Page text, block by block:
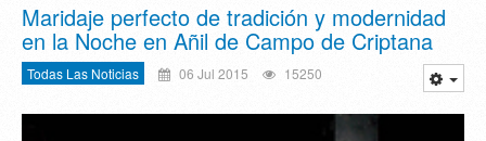
Maridaje perfecto de tradición y modernidad
en la Noche en Añil de Campo de Criptana
Todas Las Noticias 06 Jul 2015 15250